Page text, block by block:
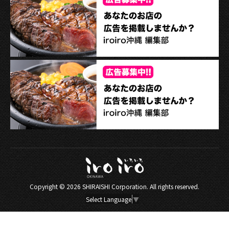
Copyright ©2026 SHIRAISHI Corporation. All rights reserved.
Select Language ▼